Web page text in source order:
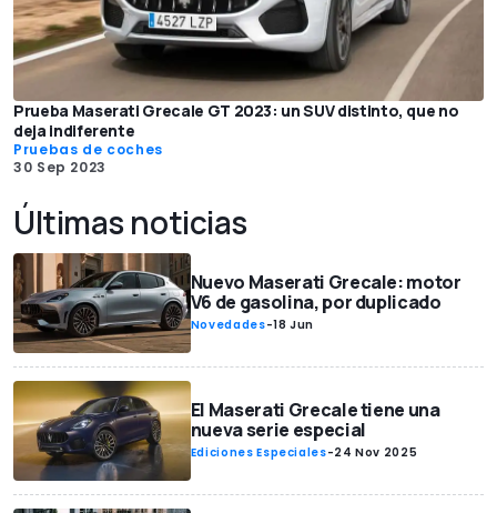
Prueba Maserati Grecale GT 2023: un SUV distinto, que no
deja indiferente
Pruebas de coches
30 Sep 2023
Últimas noticias
Nuevo Maserati Grecale: motor
V6 de gasolina, por duplicado
Novedades-18 Jun
El Maserati Grecale tiene una
nueva serie especial
Ediciones Especiales-24 Nov 2025